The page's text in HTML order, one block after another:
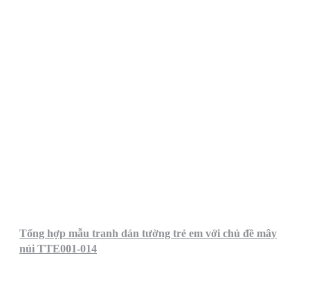
Tổng hợp mẫu tranh dán tường trẻ em với chủ đề mây
núi TTE001-014